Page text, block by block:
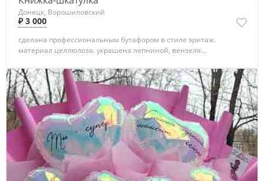
Донецк, Ворошиловский
₽ 3 000
сделана профессиональным бутафором в стиле эритаж.
материал целлюлоза. украшена лепниной, вензеля...